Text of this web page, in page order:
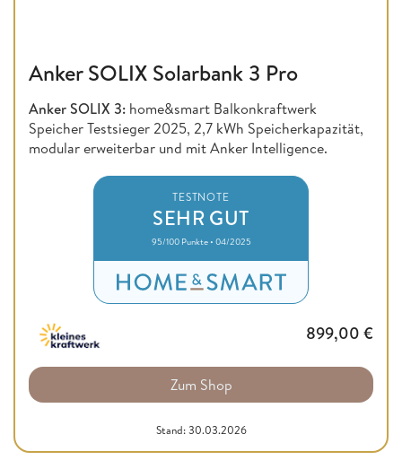
Anker SOLIX Solarbank 3 Pro
Anker SOLIX 3: home&smart Balkonkraftwerk
Speicher Testsieger 2025, 2,7 kWh Speicherkapazität,
modular erweiterbar und mit Anker Intelligence.
TESTNOTE
SEHR GUT
95/100 Punkte • 04/2025
899,00 €
Zum Shop
Stand: 30.03.2026